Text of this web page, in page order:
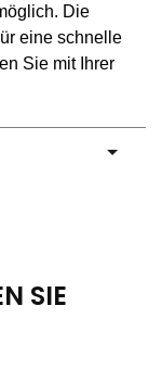
Die
eine schnelle
Sie mit Ihrer
SIE